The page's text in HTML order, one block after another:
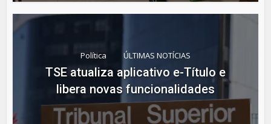
Política ÚLTIMAS NOTÍCIAS
TSE atualiza aplicativo e-Título e
libera novas funcionalidades